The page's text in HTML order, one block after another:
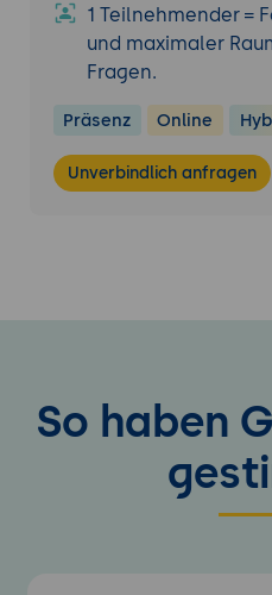
1 Teilnehmender =
und maximaler
Fragen.
Präsenz Online
Unverbindlich anfragen
So haben